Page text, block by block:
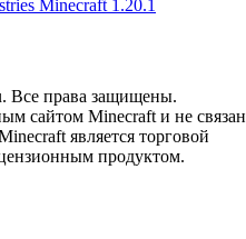
Minecraft 1.20.1
Все права защищены.
сайтом Minecraft и не связан
является торговой
продуктом.